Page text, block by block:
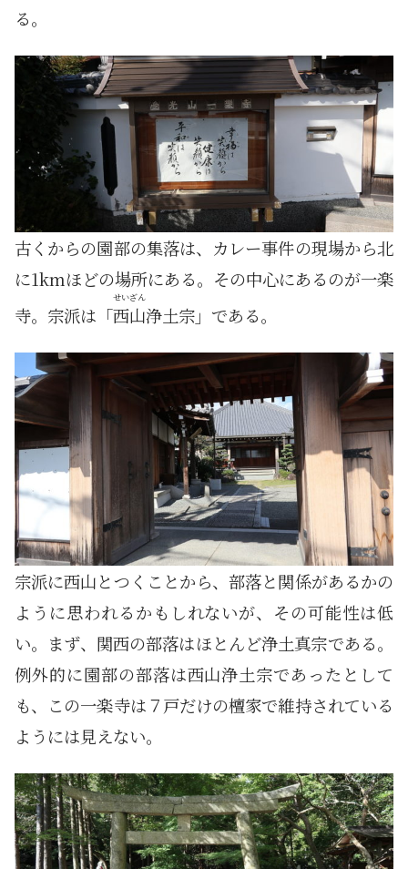
る。
古くからの園部の集落は、カレー事件の現場から北
に1kmほどの場所にある。その中心にあるのが一楽
寺。宗派は「西山
せいざん
浄土宗」である。
宗派に西山とつくことから、部落と関係があるかの
ように思われるかもしれないが、その可能性は低
い。まず、関西の部落はほとんど浄土真宗である。
例外的に園部の部落は西山浄土宗であったとして
も、この一楽寺は７戸だけの檀家で維持されている
ようには見えない。